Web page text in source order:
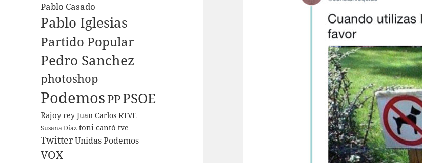
Pablo Casado
Pablo Iglesias
Partido Popular
Pedro Sanchez
photoshop
PodemosPPPSOE
Rajoy rey Juan Carlos RTVE
Susana Díaz toni cantó tve
TwitterUnidas Podemos
VOX